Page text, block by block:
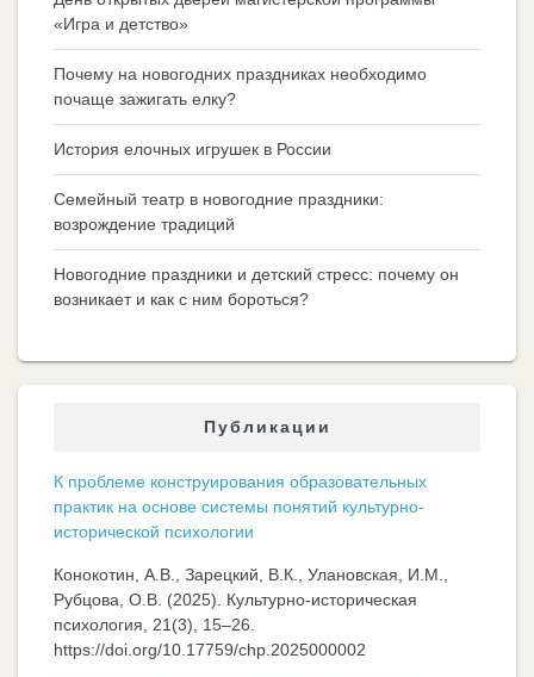
«Игра и детство»
Почему на новогодних праздниках необходимо
почаще зажигать елку?
История елочных игрушек в России
Семейный театр в новогодние праздники:
возрождение традиций
Новогодние праздники и детский стресс: почему он
возникает и как с ним бороться?
Публикации
К проблеме конструирования образовательных
практик на основе системы понятий культурно-
исторической психологии
Конокотин, А.В., Зарецкий, В.К., Улановская, И.М.,
Рубцова, О.В. (2025). Культурно-историческая
психология, 21(3), 15–26.
https://doi.org/10.17759/chp.2025000002